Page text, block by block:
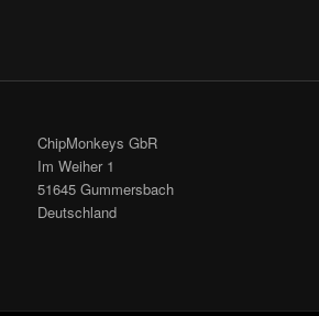
ChipMonkeys GbR
Im Weiher 1
51645 Gummersbach
Deutschland